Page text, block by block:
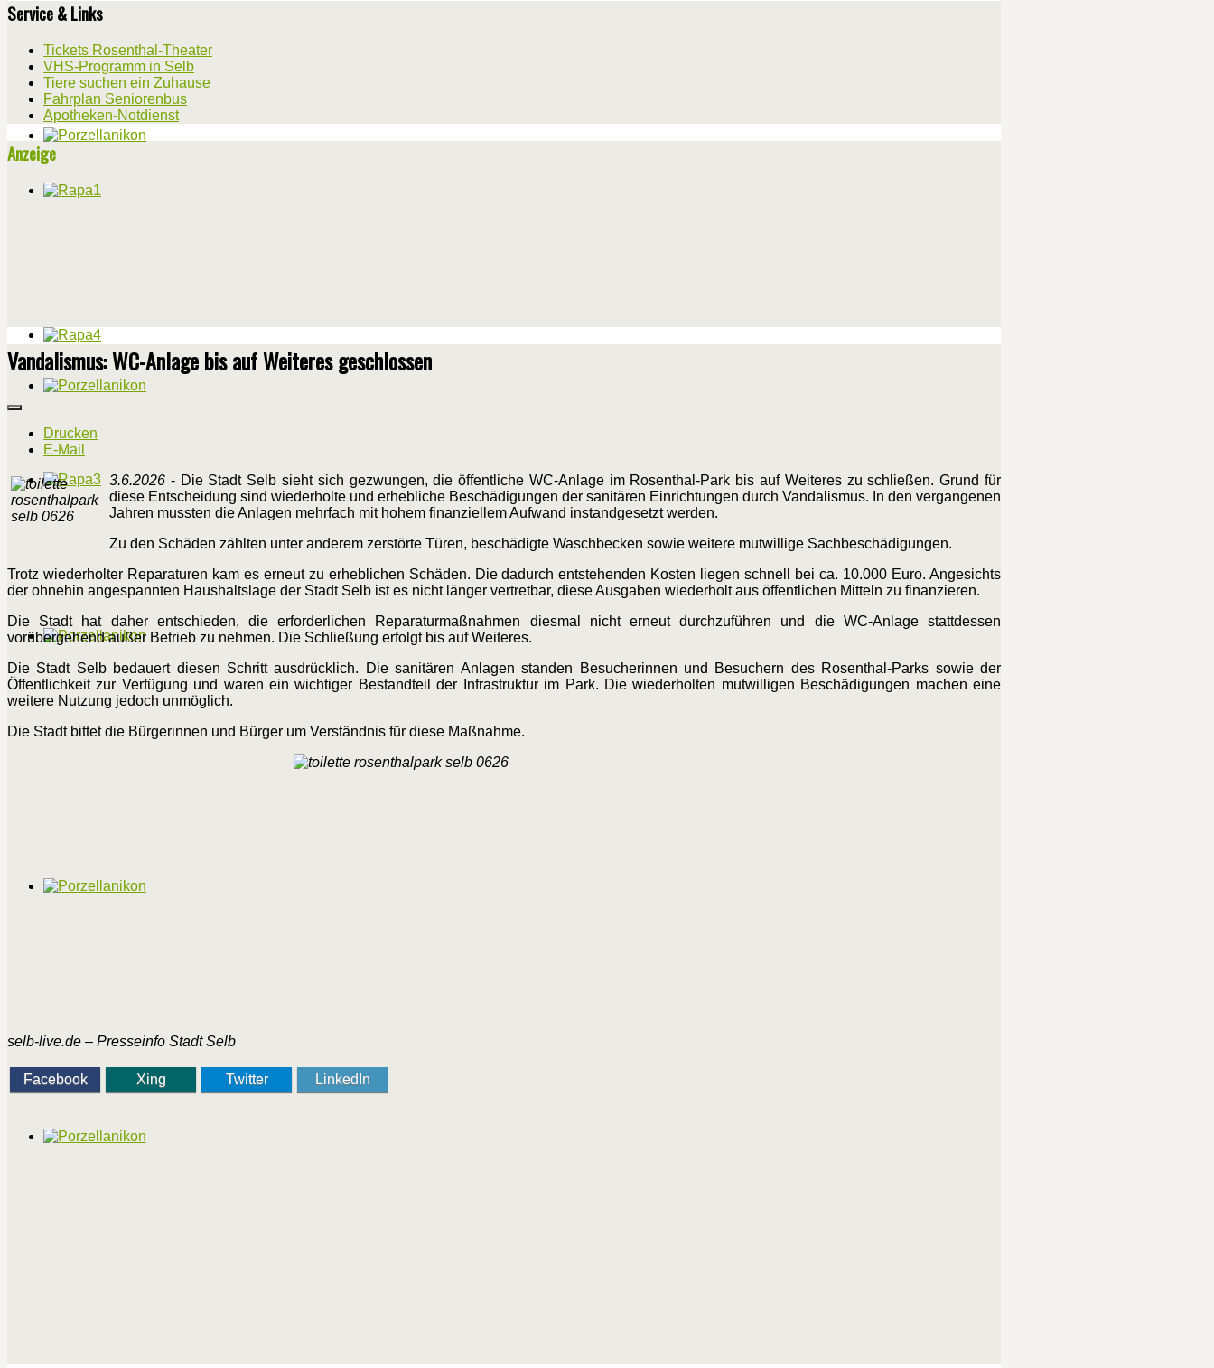
Service & Links
Tickets Rosenthal-Theater
VHS-Programm in Selb
Tiere suchen ein Zuhause
Fahrplan Seniorenbus
Apotheken-Notdienst
Anzeige
Vandalismus: WC-Anlage bis auf Weiteres geschlossen
Drucken
E-Mail
3.6.2026 - Die Stadt Selb sieht sich gezwungen, die öffentliche WC-Anlage im Rosenthal-Park bis auf Weiteres zu schließen. Grund für
diese Entscheidung sind wiederholte und erhebliche Beschädigungen der sanitären Einrichtungen durch Vandalismus. In den vergangenen
Jahren mussten die Anlagen mehrfach mit hohem finanziellem Aufwand instandgesetzt werden.
Zu den Schäden zählten unter anderem zerstörte Türen, beschädigte Waschbecken sowie weitere mutwillige Sachbeschädigungen.
Trotz wiederholter Reparaturen kam es erneut zu erheblichen Schäden. Die dadurch entstehenden Kosten liegen schnell bei ca. 10.000 Euro. Angesichts
der ohnehin angespannten Haushaltslage der Stadt Selb ist es nicht länger vertretbar, diese Ausgaben wiederholt aus öffentlichen Mitteln zu finanzieren.
Die Stadt hat daher entschieden, die erforderlichen Reparaturmaßnahmen diesmal nicht erneut durchzuführen und die WC-Anlage stattdessen
vorübergehend außer Betrieb zu nehmen. Die Schließung erfolgt bis auf Weiteres.
Die Stadt Selb bedauert diesen Schritt ausdrücklich. Die sanitären Anlagen standen Besucherinnen und Besuchern des Rosenthal-Parks sowie der
Öffentlichkeit zur Verfügung und waren ein wichtiger Bestandteil der Infrastruktur im Park. Die wiederholten mutwilligen Beschädigungen machen eine
weitere Nutzung jedoch unmöglich.
Die Stadt bittet die Bürgerinnen und Bürger um Verständnis für diese Maßnahme.
selb-live.de – Presseinfo Stadt Selb
Facebook Xing Twitter LinkedIn